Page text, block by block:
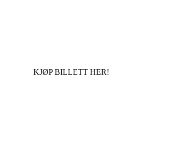
KJØP BILLETT HER!